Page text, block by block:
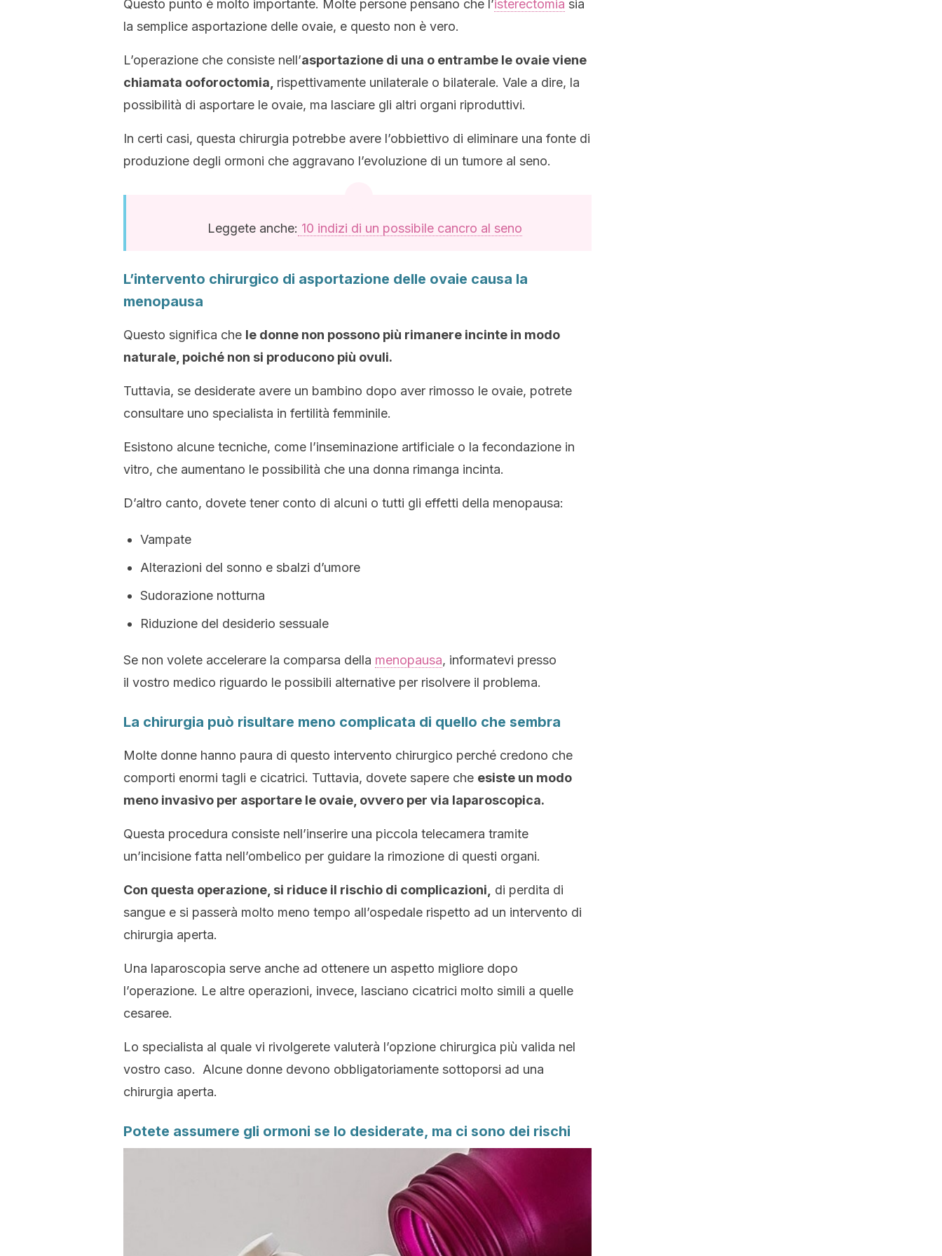
Questo punto è molto importante. Molte persone pensano che l’isterectomia sia
la semplice asportazione delle ovaie, e questo non è vero.
L’operazione che consiste nell’asportazione di una o entrambe le ovaie viene
chiamata ooforoctomia, rispettivamente unilaterale o bilaterale. Vale a dire, la
possibilità di asportare le ovaie, ma lasciare gli altri organi riproduttivi.
In certi casi, questa chirurgia potrebbe avere l’obbiettivo di eliminare una fonte di
produzione degli ormoni che aggravano l’evoluzione di un tumore al seno.
Leggete anche: 10 indizi di un possibile cancro al seno
L’intervento chirurgico di asportazione delle ovaie causa la
menopausa
Questo significa che le donne non possono più rimanere incinte in modo
naturale, poiché non si producono più ovuli.
Tuttavia, se desiderate avere un bambino dopo aver rimosso le ovaie, potrete
consultare uno specialista in fertilità femminile.
Esistono alcune tecniche, come l’inseminazione artificiale o la fecondazione in
vitro, che aumentano le possibilità che una donna rimanga incinta.
D’altro canto, dovete tener conto di alcuni o tutti gli effetti della menopausa:
Vampate
Alterazioni del sonno e sbalzi d’umore
Sudorazione notturna
Riduzione del desiderio sessuale
Se non volete accelerare la comparsa della menopausa, informatevi presso
il vostro medico riguardo le possibili alternative per risolvere il problema.
La chirurgia può risultare meno complicata di quello che sembra
Molte donne hanno paura di questo intervento chirurgico perché credono che
comporti enormi tagli e cicatrici. Tuttavia, dovete sapere che esiste un modo
meno invasivo per asportare le ovaie, ovvero per via laparoscopica.
Questa procedura consiste nell’inserire una piccola telecamera tramite
un’incisione fatta nell’ombelico per guidare la rimozione di questi organi.
Con questa operazione, si riduce il rischio di complicazioni,
di perdita di
sangue e si passerà molto meno tempo all’ospedale rispetto ad un intervento di
chirurgia aperta.
Una laparoscopia serve anche ad ottenere un aspetto migliore dopo
l’operazione. Le altre operazioni, invece, lasciano cicatrici molto simili a quelle
cesaree.
Lo specialista al quale vi rivolgerete valuterà l’opzione chirurgica più valida nel
vostro caso. Alcune donne devono obbligatoriamente sottoporsi ad una
chirurgia aperta.
Potete assumere gli ormoni se lo desiderate, ma ci sono dei rischi